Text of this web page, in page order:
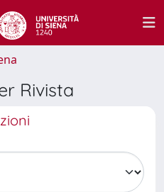
Rivista